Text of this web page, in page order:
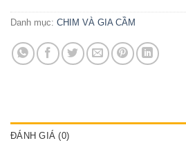
Danh mục: CHIM VÀ GIA CẦM
ĐÁNH GIÁ (0)